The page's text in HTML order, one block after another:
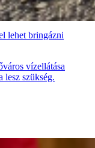
lehet bringázni
vízellátása
lesz szükség.